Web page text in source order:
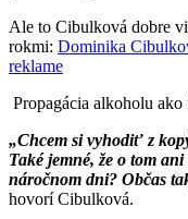
Ale to Cibulková dobre
rokmi: Dominika
reklame
Propagácia alkoholu
„Chcem si vyhodiť z
Také jemné, že o tom
náročnom dni? Občas
hovorí Cibulková.